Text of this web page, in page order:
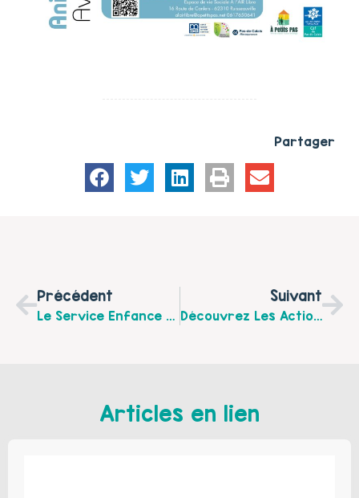
Partager
Précédent
Le Service Enfance Jeunesse De La Ville De Berck Vous Invite À « Jouons En Famille » Le Samedi 8 Mars 2025 De 14h À 17h Au Kursaal
Suivant
Découvrez Les Actions Familles De La Maison Des Habitants Des Communes Du Frugeois Pour Le Mois De Février 2025
Articles en lien